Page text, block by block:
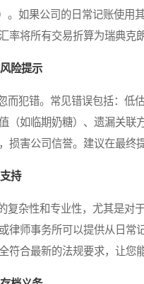
。如果公司的日常记账使用
率将所有交易折算为瑞典克
险提示
犯错。常见错误包括：低
（如临期奶糖）、遗漏关
损害公司信誉。建议在最终
持
杂性和专业性，尤其是对
律师事务所可以提供从日
符合最新的法规要求，让您